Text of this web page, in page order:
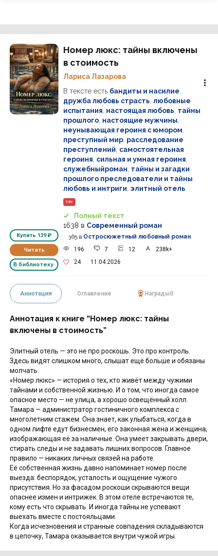
Купить 139 ₽
Читать
В библиотеку
Номер люкс: тайны включены
в стоимость
Лариса Лазарова
В тексте есть бандиты и насилие
дружба любовь страсть любовные
испытания настоящая любовь тайны
прошлого настоящие мужчины
неунывающая героиня с юмором
преступный мир расследование
преступлений самостоятельная
героиня сильная и умная героиня
служебныйроман тайны и загадки
прошлого преследователи и тайны
любовь и интриги элитный отель
18+
Полный текст
1638 в Современный роман
365 в Остросюжетный любовный роман
196
7 12
238k+
24
11.04.2026
Аннотация Оглавление Награды0
Аннотация к книге “Номер люкс: тайны
включены в стоимость”
Элитный отель — это не про роскошь. Это про контроль.
Здесь видят слишком много, слышат ещё больше и обязаны
молчать.
«Номер люкс» — история о тех, кто живёт между чужими
тайнами и собственной жизнью. И о том, что иногда самое
опасное место — не улица, а хорошо освещённый холл.
Тамара — администратор гостиничного комплекса с
многолетним стажем. Она знает, как улыбаться, когда в
одном лифте едут бизнесмен, его законная жена и женщина,
изображающая её за наличные. Она умеет закрывать двери,
стирать следы и не задавать лишних вопросов. Главное
правило — никаких личных связей на работе.
Её собственная жизнь давно напоминает номер после
выезда: беспорядок, усталость и ощущение чужого
присутствия. Но за фасадом роскоши скрываются вещи
опаснее измен и интрижек. В этом отеле встречаются те,
кому есть что скрывать. И иногда тайны не успевают
выехать вместе с постояльцами.
Когда исчезновения и странные совпадения складываются
в цепочку, Тамара оказывается внутри чужой игры.